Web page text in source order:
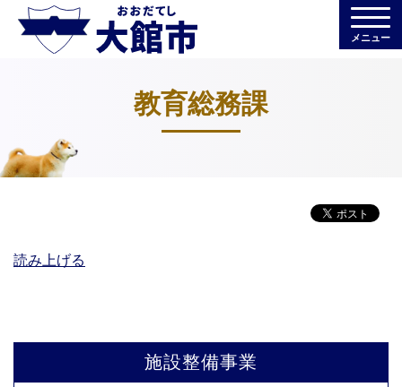
メニュー
教育総務課
読み上げる
施設整備事業